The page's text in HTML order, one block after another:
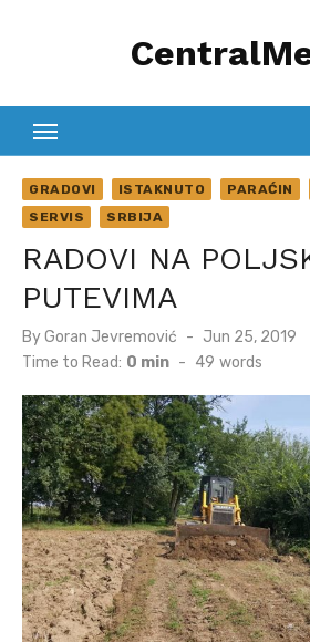
GRADOVI ISTAKNUTO PARAĆIN
SERVIS
SRBIJA
RADOVI NA
PUTEVIMA
ByGoran Jevremović
Posted
on
Jun 25, 2019
Time to Read: 0 min - 49 words